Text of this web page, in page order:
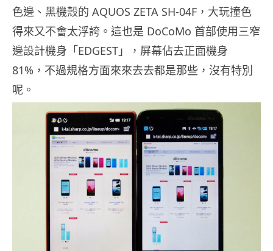
色邊、黑機殼的 AQUOS ZETA SH-04F，大玩撞色
得來又不會太浮誇。這也是 DoCoMo 首部使用三窄
邊設計機身「EDGEST」，屏幕佔去正面機身
81%，不過規格方面來來去去都是那些，沒有特別
呢。